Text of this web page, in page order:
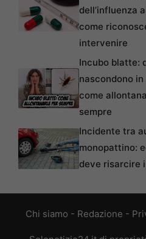
dell’influenza
come
intervenire
Incubo blatte:
nascondono in
come
sempre
Incidente tra
monopattino:
deve risarcire
Chi siamo - Redazione -